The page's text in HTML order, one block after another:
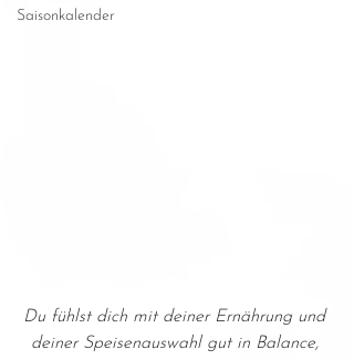
Saisonkalender
Du fühlst dich mit deiner Ernährung und
deiner Speisenauswahl gut in Balance,